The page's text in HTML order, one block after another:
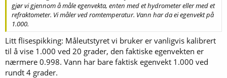
gjør vi gjennom å måle egenvekta, enten med et hydrometer eller med et
refraktometer. Vi måler ved romtemperatur. Vann har da ei egenvekt på
1.000.
Litt flisespikking: Måleutstyret vi bruker er vanligvis kalibrert
til å vise 1.000 ved 20 grader, den faktiske egenvekten er
nærmere 0.998. Vann har bare faktisk egenvekt 1.000 ved
rundt 4 grader.